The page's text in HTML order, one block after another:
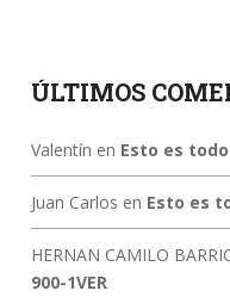
ÚLTIMOS
Valentín en Esto es
Juan Carlos en Esto es
HERNAN CAMILO
900-1VER